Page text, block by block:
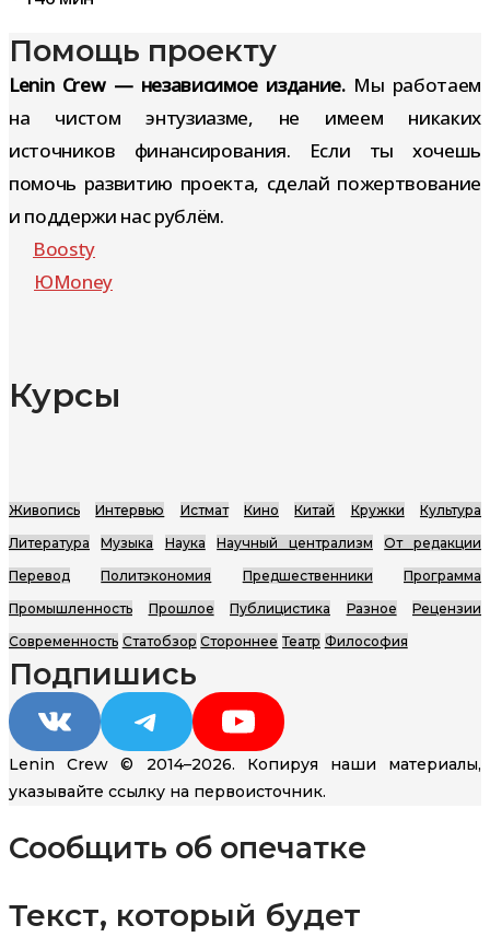
Помощь проекту
Lenin Crew — независимое издание.Мы работаем
на чистом энтузиазме, не имеем никаких
источников финансирования. Если ты хочешь
помочь развитию проекта, сделай пожертвование
и поддержи нас рублём.
Boosty
ЮMoney
Курсы
Живопись Интервью Истмат Кино Китай Кружки
Культура
Литература
Музыка Наука Научный централизм
От редакции
Перевод
Политэкономия Предшественники
Программа
Промышленность
Прошлое Публицистика Разное
Рецензии
Современность Статобзор Стороннее Театр Философия
Подпишись
VK TelegramYouTube
Lenin Crew © 2014–2026. Копируя наши материалы,
указывайте ссылку на первоисточник.
Сообщить об опечатке
Текст, который будет